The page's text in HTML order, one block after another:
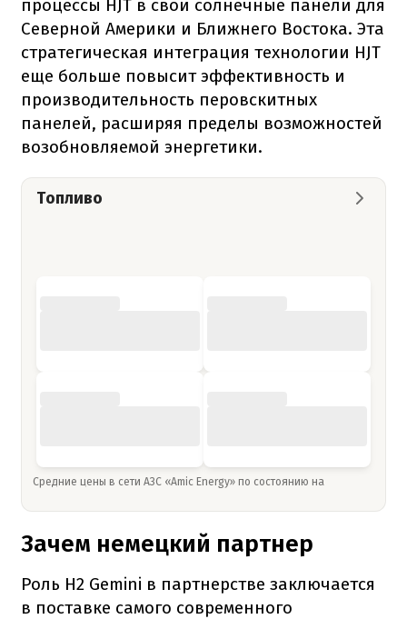
процессы HJT в свои солнечные панели для
Северной Америки и Ближнего Востока. Эта
стратегическая интеграция технологии HJT
еще больше повысит эффективность и
производительность перовскитных
панелей, расширяя пределы возможностей
возобновляемой энергетики.
Топливо
Средние цены в сети АЗС «Amic Energy» по состоянию на
Зачем немецкий партнер
Роль H2 Gemini в партнерстве заключается
в поставке самого современного